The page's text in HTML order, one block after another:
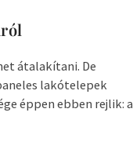
átalakítani. De
lakótelepek
éppen ebben rejlik: a